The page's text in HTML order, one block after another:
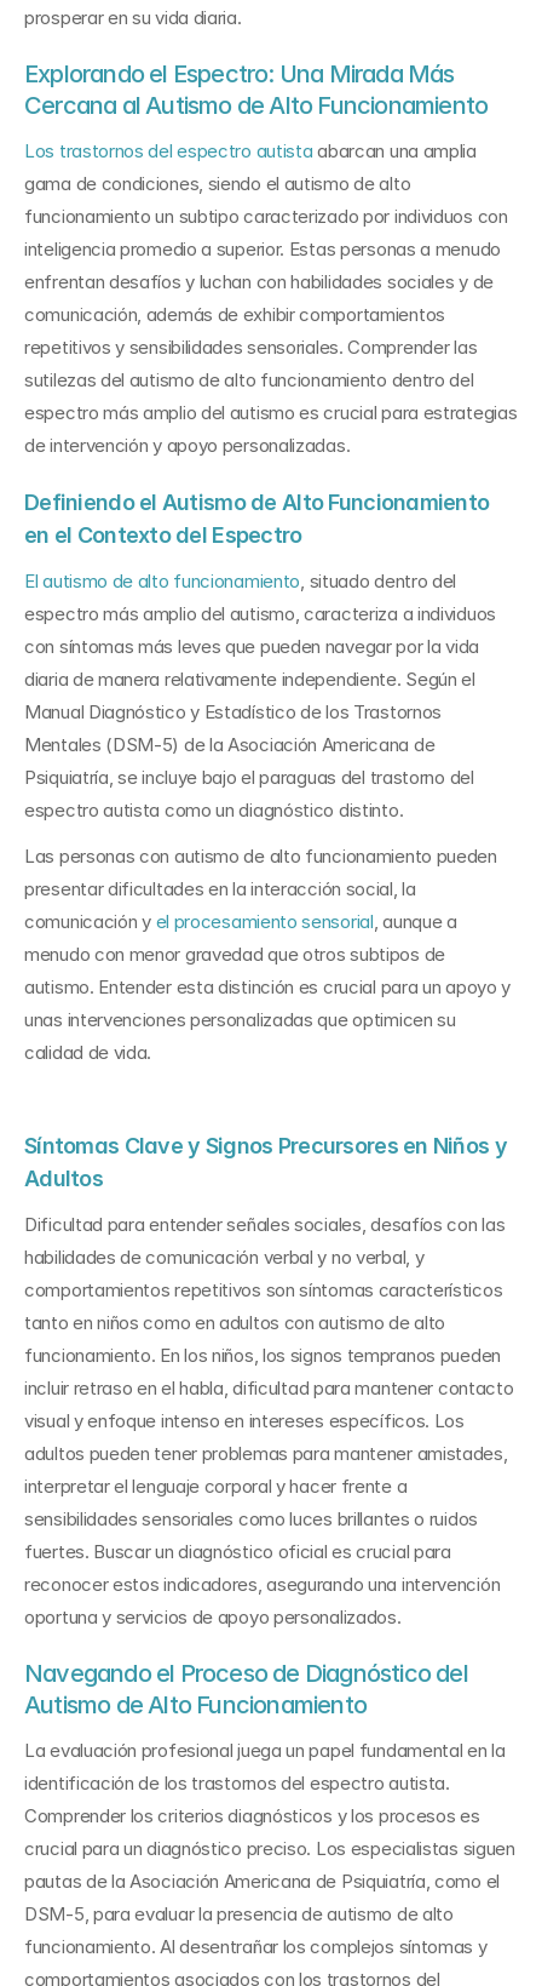
prosperar en su vida diaria.
Explorando el Espectro: Una Mirada Más
Cercana al Autismo de Alto Funcionamiento
Los trastornos del espectro autista abarcan una amplia
gama de condiciones, siendo el autismo de alto
funcionamiento un subtipo caracterizado por individuos con
inteligencia promedio a superior. Estas personas a menudo
enfrentan desafíos y luchan con habilidades sociales y de
comunicación, además de exhibir comportamientos
repetitivos y sensibilidades sensoriales. Comprender las
sutilezas del autismo de alto funcionamiento dentro del
espectro más amplio del autismo es crucial para estrategias
de intervención y apoyo personalizadas.
Definiendo el Autismo de Alto Funcionamiento
en el Contexto del Espectro
El autismo de alto funcionamiento, situado dentro del
espectro más amplio del autismo, caracteriza a individuos
con síntomas más leves que pueden navegar por la vida
diaria de manera relativamente independiente. Según el
Manual Diagnóstico y Estadístico de los Trastornos
Mentales (DSM-5) de la Asociación Americana de
Psiquiatría, se incluye bajo el paraguas del trastorno del
espectro autista como un diagnóstico distinto.
Las personas con autismo de alto funcionamiento pueden
presentar dificultades en la interacción social, la
comunicación y el procesamiento sensorial, aunque a
menudo con menor gravedad que otros subtipos de
autismo. Entender esta distinción es crucial para un apoyo y
unas intervenciones personalizadas que optimicen su
calidad de vida.
Síntomas Clave y Signos Precursores en Niños y
Adultos
Dificultad para entender señales sociales, desafíos con las
habilidades de comunicación verbal y no verbal, y
comportamientos repetitivos son síntomas característicos
tanto en niños como en adultos con autismo de alto
funcionamiento. En los niños, los signos tempranos pueden
incluir retraso en el habla, dificultad para mantener contacto
visual y enfoque intenso en intereses específicos. Los
adultos pueden tener problemas para mantener amistades,
interpretar el lenguaje corporal y hacer frente a
sensibilidades sensoriales como luces brillantes o ruidos
fuertes. Buscar un diagnóstico oficial es crucial para
reconocer estos indicadores, asegurando una intervención
oportuna y servicios de apoyo personalizados.
Navegando el Proceso de Diagnóstico del
Autismo de Alto Funcionamiento
La evaluación profesional juega un papel fundamental en la
identificación de los trastornos del espectro autista.
Comprender los criterios diagnósticos y los procesos es
crucial para un diagnóstico preciso. Los especialistas siguen
pautas de la Asociación Americana de Psiquiatría, como el
DSM-5, para evaluar la presencia de autismo de alto
funcionamiento. Al desentrañar los complejos síntomas y
comportamientos asociados con los trastornos del